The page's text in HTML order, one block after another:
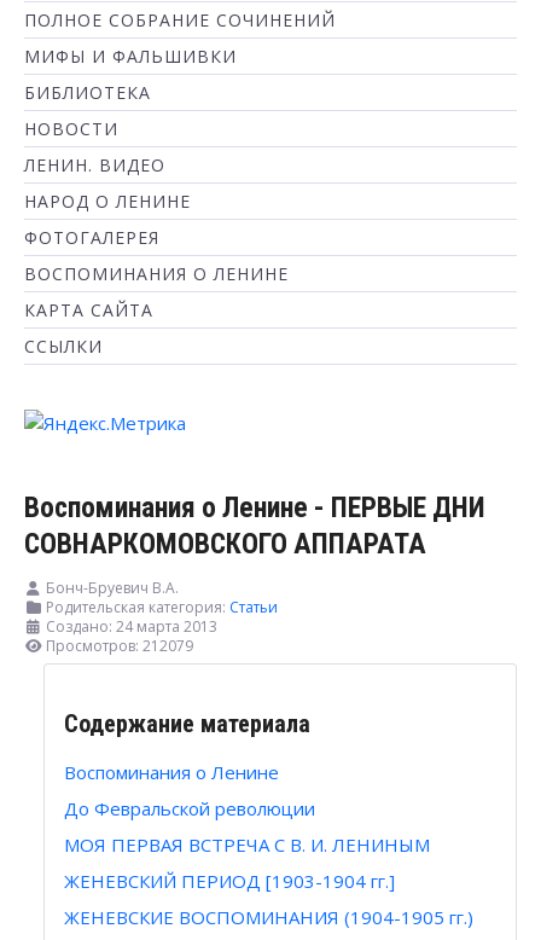
ПОЛНОЕ СОБРАНИЕ СОЧИНЕНИЙ
МИФЫ И ФАЛЬШИВКИ
БИБЛИОТЕКА
НОВОСТИ
ЛЕНИН. ВИДЕО
НАРОД О ЛЕНИНЕ
ФОТОГАЛЕРЕЯ
ВОСПОМИНАНИЯ О ЛЕНИНЕ
КАРТА САЙТА
ССЫЛКИ
Воспоминания о Ленине - ПЕРВЫЕ ДНИ
СОВНАРКОМОВСКОГО АППАРАТА
Бонч-Бруевич В.А.
Родительская категория: Статьи
Создано: 24 марта 2013
Просмотров: 212079
Содержание материала
Воспоминания о Ленине
До Февральской революции
МОЯ ПЕРВАЯ ВСТРЕЧА С В. И. ЛЕНИНЫМ
ЖЕНЕВСКИЙ ПЕРИОД [1903-1904 гг.]
ЖЕНЕВСКИЕ ВОСПОМИНАНИЯ (1904-1905 гг.)